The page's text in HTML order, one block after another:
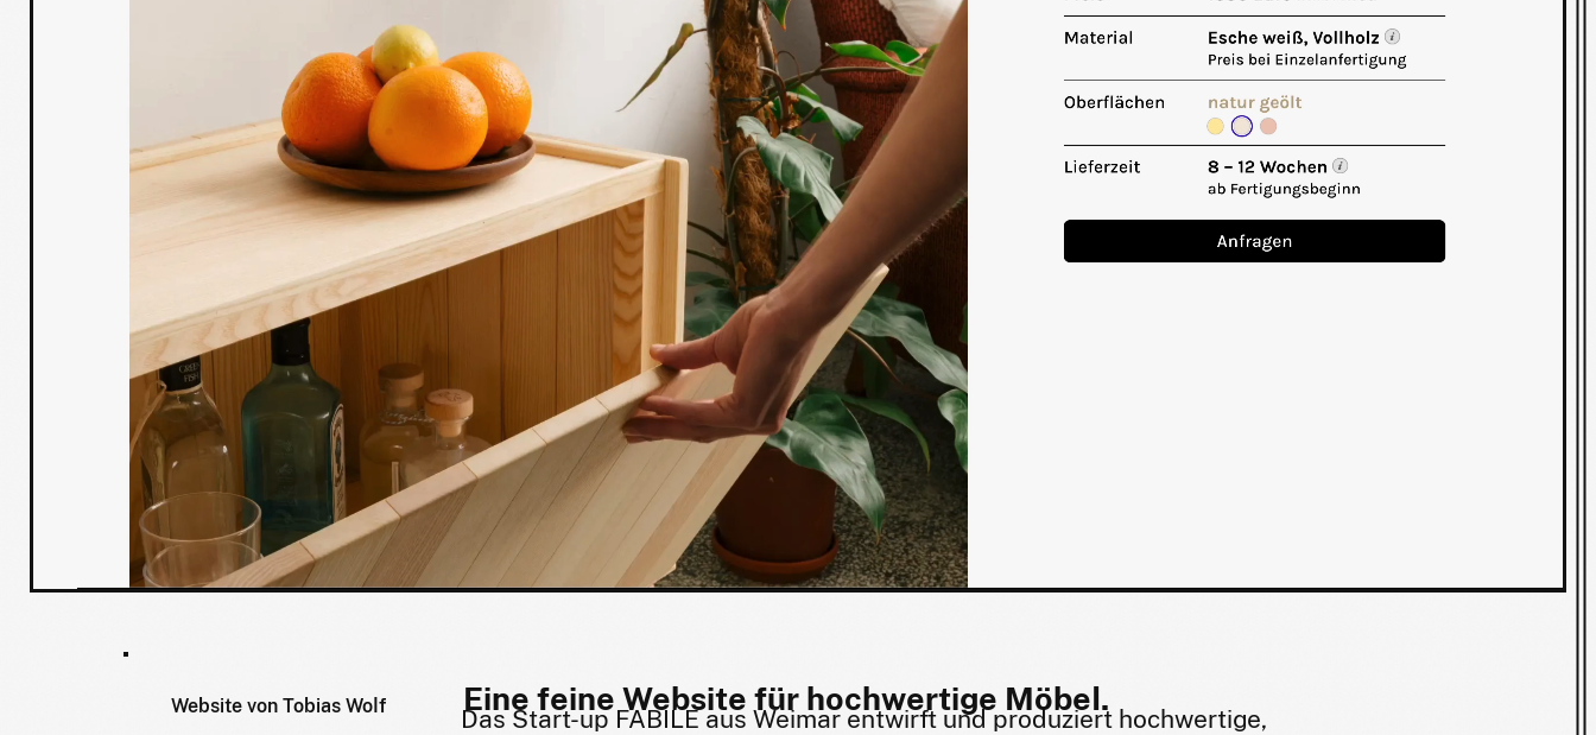
Website von Tobias Wolf Eine feine Website für hochwertige Möbel.
Das Start-up FABILE aus Weimar entwirft und produziert hochwertige,